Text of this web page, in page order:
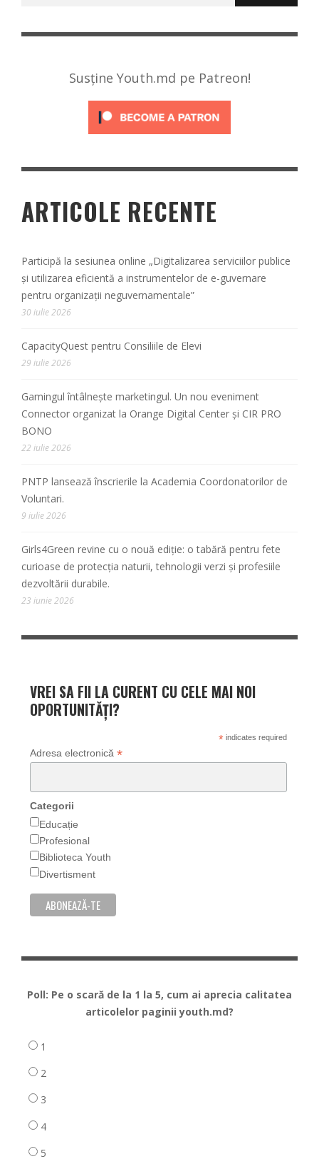
Susține Youth.md pe Patreon!
ARTICOLE RECENTE
Participă la sesiunea online „Digitalizarea serviciilor publice
și utilizarea eficientă a instrumentelor de e-guvernare
pentru organizații neguvernamentale”
30 iulie 2026
CapacityQuest pentru Consiliile de Elevi
29 iulie 2026
Gamingul întâlnește marketingul. Un nou eveniment
Connector organizat la Orange Digital Center și CIR PRO
BONO
22 iulie 2026
PNTP lansează înscrierile la Academia Coordonatorilor de
Voluntari.
9 iulie 2026
Girls4Green revine cu o nouă ediție: o tabără pentru fete
curioase de protecția naturii, tehnologii verzi și profesiile
dezvoltării durabile.
23 iunie 2026
VREI SA FII LA CURENT CU CELE MAI NOI
OPORTUNITĂȚI?
*indicates required
Adresa electronică *
Categorii
Educație
Profesional
Biblioteca Youth
Divertisment
Poll: Pe o scară de la 1 la 5, cum ai aprecia calitatea
articolelor paginii youth.md?
1
2
3
4
5